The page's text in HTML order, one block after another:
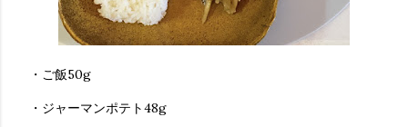
・ご飯50g
・ジャーマンポテト48g